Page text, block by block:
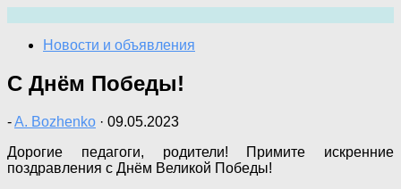
содержимому
Новости и объявления
С Днëм Победы!
-A. Bozhenko · 09.05.2023
Дорогие педагоги, родители! Примите искренние
поздравления с Днём Великой Победы!